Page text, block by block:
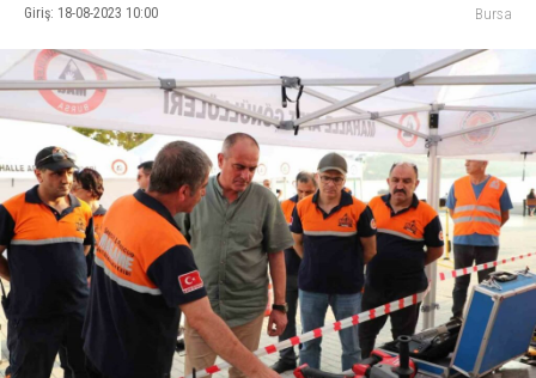
Giriş: 18-08-2023 10:00 Bursa